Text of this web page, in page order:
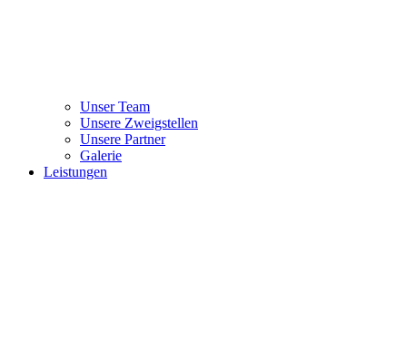
Unser Team
Unsere Zweigstellen
Unsere Partner
Galerie
Leistungen